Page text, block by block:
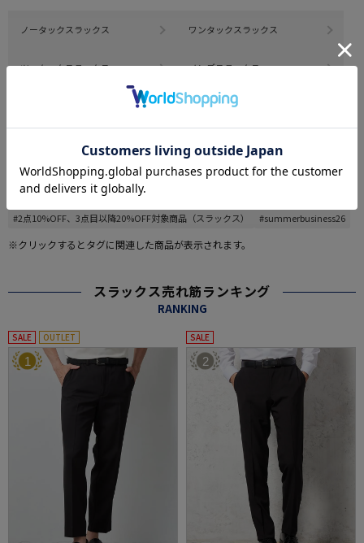
ノータックスラックス ワンタックスラックス
ツータックスラックス メンズスラックス
その他
#この商品に関するタグで探す
#washable_pants
#2点10%OFF、3点目以降20%OFF対象商品（スラックス）
#summerbusiness26
※クリックするとタグに関連した商品が表示されます。
スラックス売れ筋ランキング
RANKING
SALE OUTLET
1
SALE
2